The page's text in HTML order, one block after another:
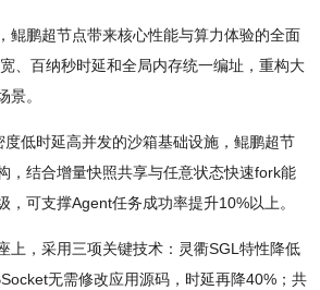
鹏超节点带来核心性能与算力体验的全面
、百纳秒时延和全局内存统一编址，重构大
景。
时延高并发的沙箱基础设施，鲲鹏超节
，结合增量快照共享与任意状态快速fork能
，可支撑Agent任务成功率提升10%以上。
，采用三项关键技术：灵衢SGL特性降低
无需修改应用源码，时延再降40%；共